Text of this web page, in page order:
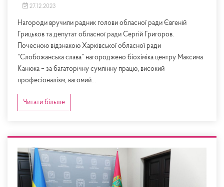
27.12.2023
Нагороди вручили радник голови обласної ради Євгеній
Грицьков та депутат обласної ради Сергій Григоров.
Почесною відзнакою Харківської обласної ради
“Слобожанська слава” нагороджено біохіміка центру Максима
Канюка – за багаторічну сумлінну працю, високий
професіоналізм, вагомий...
Читати більше